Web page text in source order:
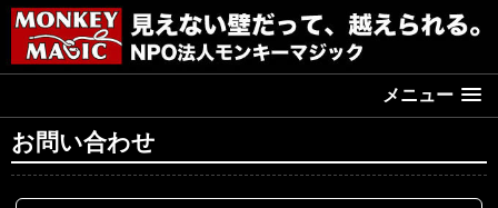
メニュー
お問い合わせ